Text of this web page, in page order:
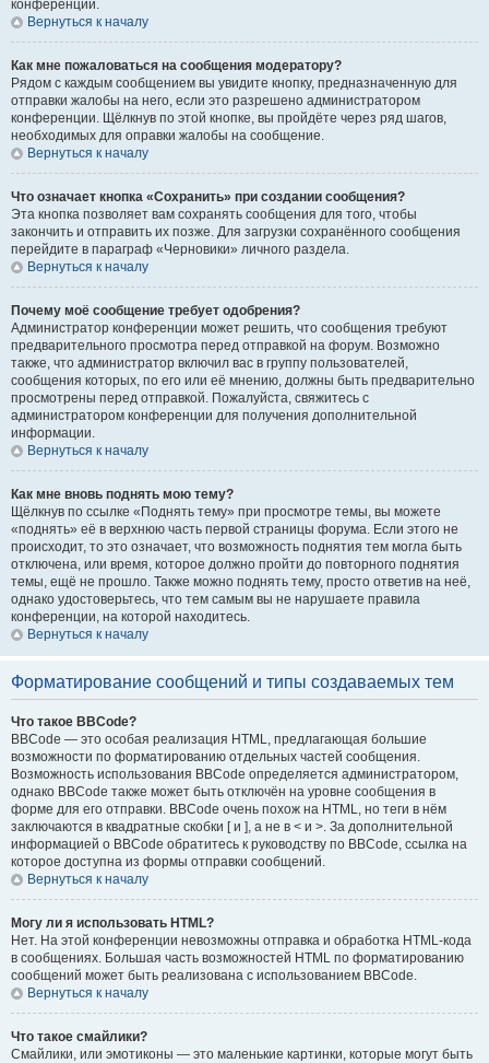
конференции.
Вернуться к началу
Как мне пожаловаться на сообщения модератору?
Рядом с каждым сообщением вы увидите кнопку, предназначенную для
отправки жалобы на него, если это разрешено администратором
конференции. Щёлкнув по этой кнопке, вы пройдёте через ряд шагов,
необходимых для оправки жалобы на сообщение.
Вернуться к началу
Что означает кнопка «Сохранить» при создании сообщения?
Эта кнопка позволяет вам сохранять сообщения для того, чтобы
закончить и отправить их позже. Для загрузки сохранённого сообщения
перейдите в параграф «Черновики» личного раздела.
Вернуться к началу
Почему моё сообщение требует одобрения?
Администратор конференции может решить, что сообщения требуют
предварительного просмотра перед отправкой на форум. Возможно
также, что администратор включил вас в группу пользователей,
сообщения которых, по его или её мнению, должны быть предварительно
просмотрены перед отправкой. Пожалуйста, свяжитесь с
администратором конференции для получения дополнительной
информации.
Вернуться к началу
Как мне вновь поднять мою тему?
Щёлкнув по ссылке «Поднять тему» при просмотре темы, вы можете
«поднять» её в верхнюю часть первой страницы форума. Если этого не
происходит, то это означает, что возможность поднятия тем могла быть
отключена, или время, которое должно пройти до повторного поднятия
темы, ещё не прошло. Также можно поднять тему, просто ответив на неё,
однако удостоверьтесь, что тем самым вы не нарушаете правила
конференции, на которой находитесь.
Вернуться к началу
Форматирование сообщений и типы создаваемых тем
Что такое BBCode?
BBCode — это особая реализация HTML, предлагающая большие
возможности по форматированию отдельных частей сообщения.
Возможность использования BBCode определяется администратором,
однако BBCode также может быть отключён на уровне сообщения в
форме для его отправки. BBCode очень похож на HTML, но теги в нём
заключаются в квадратные скобки [ и ], а не в < и >. За дополнительной
информацией о BBCode обратитесь к руководству по BBCode, ссылка на
которое доступна из формы отправки сообщений.
Вернуться к началу
Могу ли я использовать HTML?
Нет. На этой конференции невозможны отправка и обработка HTML-кода
в сообщениях. Большая часть возможностей HTML по форматированию
сообщений может быть реализована с использованием BBCode.
Вернуться к началу
Что такое смайлики?
Смайлики, или эмотиконы — это маленькие картинки, которые могут быть